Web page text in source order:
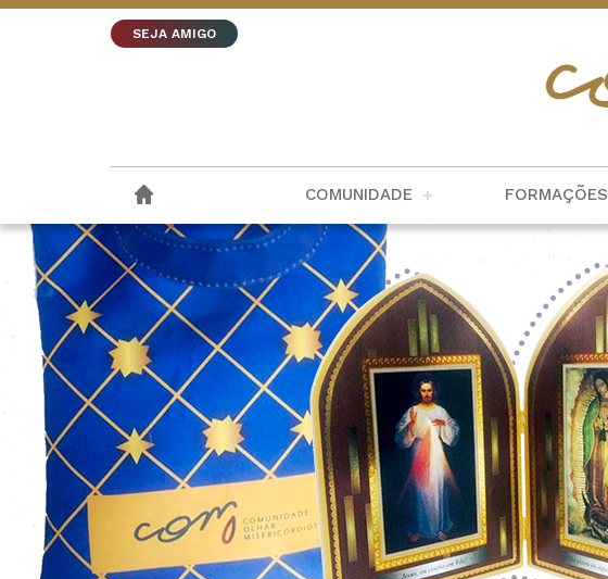
SEJA AMIGO
COMUNIDADE FORMAÇÕES